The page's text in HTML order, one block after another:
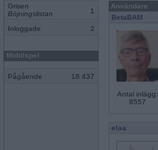
Grisen
Böjningslistan
1
Inloggade 2
Mobilspel
Pågående 18 437
Användare
BetaBAM
Antal inlägg:
8557
elaa